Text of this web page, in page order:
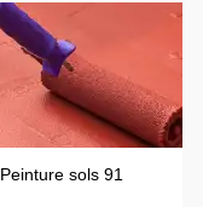
Peinture sols 91